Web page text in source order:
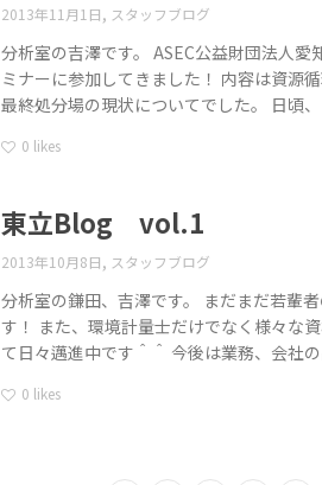
2013年11月1日, スタッフブログ
分析室の吉澤です。 ASEC公益財団法人
ミナーに参加してきました！ 内容は資源
最終処分場の現状についてでした。 日頃、
0 likes
東立Blog vol.1
2013年10月8日, スタッフブログ
分析室の鎌田、吉澤です。 まだまだ若輩
す！ また、環境計量士だけでなく様々な
て日々邁進中です＾＾ 今後は業務、会社の
0 likes